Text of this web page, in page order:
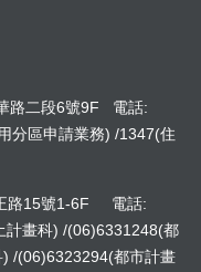
路二段6號9F 電話:
分區申請業務) /1347(住
路15號1-6F 電話:
計畫科) /(06)6331248(都
/(06)6323294(都市計畫